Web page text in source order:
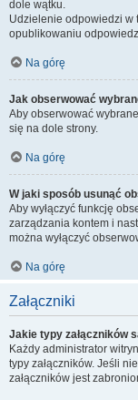
dole wątku.
Udzielenie odpowiedzi w
opublikowaniu
Na górę
Jak obserwować
Aby obserwować
się na dole strony.
Na górę
W jaki sposób usunąć
Aby wyłączyć funkcję
zarządzania kontem i
można wyłączyć
Na górę
Załączniki
Jakie typy załączników
Każdy administrator
typy załączników. Jeśli
załączników jest